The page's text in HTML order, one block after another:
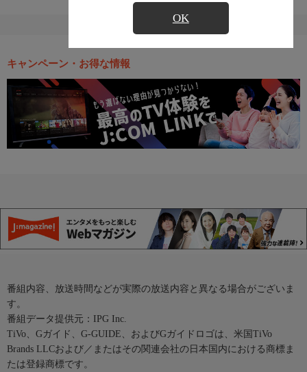
OK
キャンペーン・お得な情報
番組内容、放送時間などが実際の放送内容と異なる場合がございま
す。
番組データ提供元：IPG Inc.
TiVo、Gガイド、G-GUIDE、およびGガイドロゴは、米国TiVo
Brands LLCおよび／またはその関連会社の日本国内における商標ま
たは登録商標です。